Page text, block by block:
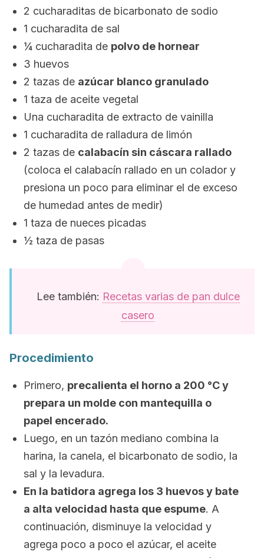
2 cucharaditas de bicarbonato de sodio
1 cucharadita de sal
¼ cucharadita de polvo de hornear
3 huevos
2 tazas de azúcar blanco granulado
1 taza de aceite vegetal
Una cucharadita de extracto de vainilla
1 cucharadita de ralladura de limón
2 tazas de calabacín sin cáscara rallado
(coloca el calabacín rallado en un colador y
presiona un poco para eliminar el de exceso
de humedad antes de medir)
1 taza de nueces picadas
½ taza de pasas
Lee también: Recetas varias de pan dulce
casero
Procedimiento
Primero, precalienta el horno a 200 °C y
prepara un molde con mantequilla o
papel encerado.
Luego, en un tazón mediano combina la
harina, la canela, el bicarbonato de sodio, la
sal y la levadura.
En la batidora agrega los 3 huevos y bate
a alta velocidad hasta que espume. A
continuación, disminuye la velocidad y
agrega poco a poco el azúcar, el aceite